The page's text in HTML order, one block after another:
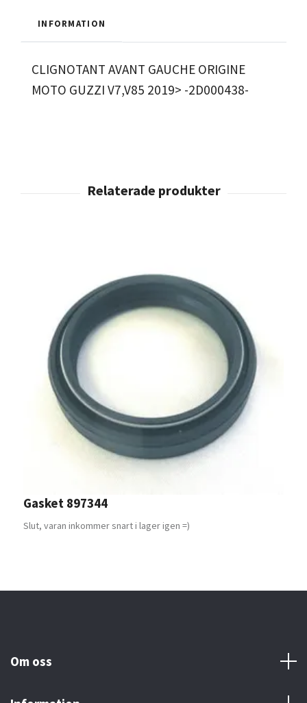
INFORMATION
CLIGNOTANT AVANT GAUCHE ORIGINE
MOTO GUZZI V7,V85 2019> -2D000438-
Gasket 897344
Slut, varan inkommer snart i lager igen =)
Om oss